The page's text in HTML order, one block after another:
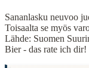
Origin:
Finland
Period:Traditional
Sananlasku neuvoo
Toisaalta se myös
Lähde: Suomen
Bier - das rate ich